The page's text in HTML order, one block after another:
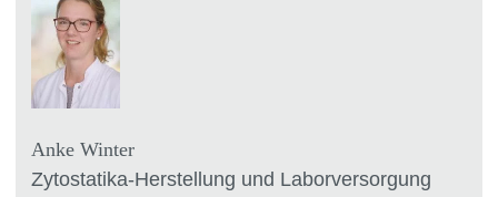
Anke Winter
Zytostatika-Herstellung und Laborversorgung